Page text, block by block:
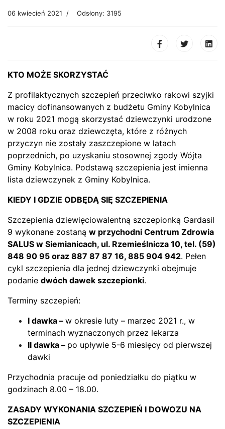
06 kwiecień 2021 Odsłony: 3195
KTO MOŻE SKORZYSTAĆ
Z profilaktycznych szczepień przeciwko rakowi szyjki
macicy dofinansowanych z budżetu Gminy Kobylnica
w roku 2021 mogą skorzystać dziewczynki urodzone
w 2008 roku oraz dziewczęta, które z różnych
przyczyn nie zostały zaszczepione w latach
poprzednich, po uzyskaniu stosownej zgody Wójta
Gminy Kobylnica. Podstawą szczepienia jest imienna
lista dziewczynek z Gminy Kobylnica.
KIEDY I GDZIE ODBĘDĄ SIĘ SZCZEPIENIA
Szczepienia dziewięciowalentną szczepionką Gardasil
9 wykonane zostaną w przychodni Centrum Zdrowia
SALUS w Siemianicach, ul. Rzemieślnicza 10, tel. (59)
848 90 95 oraz 887 87 87 16, 885 904 942. Pełen
cykl szczepienia dla jednej dziewczynki obejmuje
podanie dwóch dawek szczepionki.
Terminy szczepień:
I dawka – w okresie luty – marzec 2021 r., w
terminach wyznaczonych przez lekarza
II dawka – po upływie 5-6 miesięcy od pierwszej
dawki
Przychodnia pracuje od poniedziałku do piątku w
godzinach 8.00 – 18.00.
ZASADY WYKONANIA SZCZEPIEŃ I DOWOZU NA
SZCZEPIENIA